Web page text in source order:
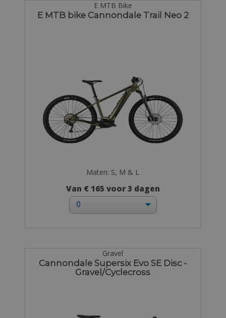
E MTB Bike
E MTB bike Cannondale Trail Neo 2
Maten: S, M & L
Van € 165 voor 3 dagen
Gravel
Cannondale Supersix Evo SE Disc -
Gravel/Cyclecross